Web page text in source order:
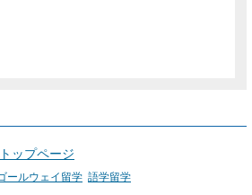
ップページ
ールウェイ留学 語学留学